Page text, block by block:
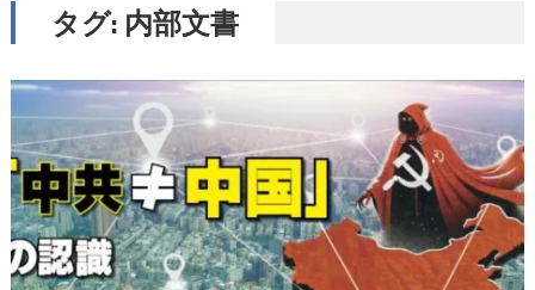
タグ: 内部文書